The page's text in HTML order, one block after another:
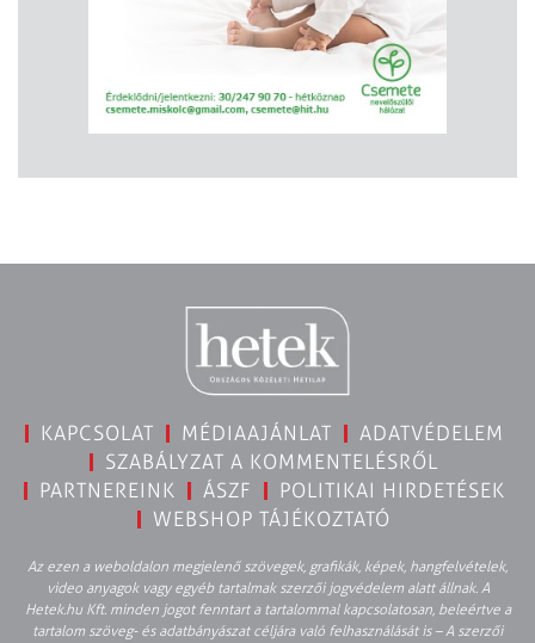
KAPCSOLAT MÉDIAAJÁNLAT
ADATVÉDELEM
SZABÁLYZAT A KOMMENTELÉSRŐL
PARTNEREINK
ÁSZF
POLITIKAI HIRDETÉSEK
WEBSHOP TÁJÉKOZTATÓ
Az ezen a weboldalon megjelenő szövegek, grafikák, képek, hangfelvételek,
video anyagok vagy egyéb tartalmak szerzői jogvédelem alatt állnak. A
Hetek.hu Kft. minden jogot fenntart a tartalommal kapcsolatosan, beleértve a
tartalom szöveg- és adatbányászat céljára való felhasználását is – A szerzői